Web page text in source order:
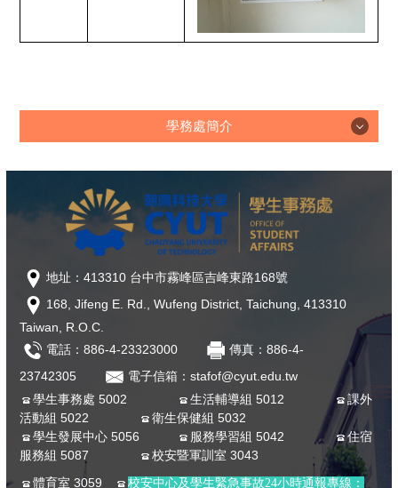
學務處簡介
學務處簡介
學務榮譽榜
「夢．啟航．翻轉人生」完善弱勢協助勵學金
近期社團活動公告
表格下載
學務活動時間
人員介紹
法規專區
地址：413310 台中市霧峰區吉峰東路168號
168, Jifeng E. Rd., Wufeng District, Taichung, 413310
Taiwan, R.O.C.
電話：886-4-23323000
傳真：886-4-
23742305
電子信箱：stafof@cyut.edu.tw
學生事務處 5002
生活輔導組 5012
課外
活動組 5022
衛生保健組 5032
學生發展中心 5056
服務學習組 5042
住宿
服務組 5087
校安暨軍訓室 3043
體育室 3059
校安中心及學生緊急事故24小時通報專線：